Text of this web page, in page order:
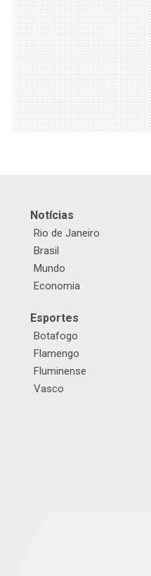
Notícias
Rio de Janeiro
Brasil
Mundo
Economia
Esportes
Botafogo
Flamengo
Fluminense
Vasco